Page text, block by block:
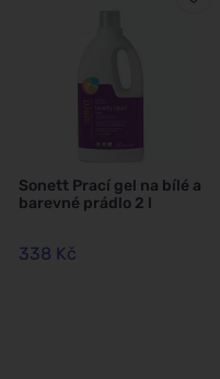
Sonett Prací gel na bílé a
barevné prádlo 2 l
338 Kč